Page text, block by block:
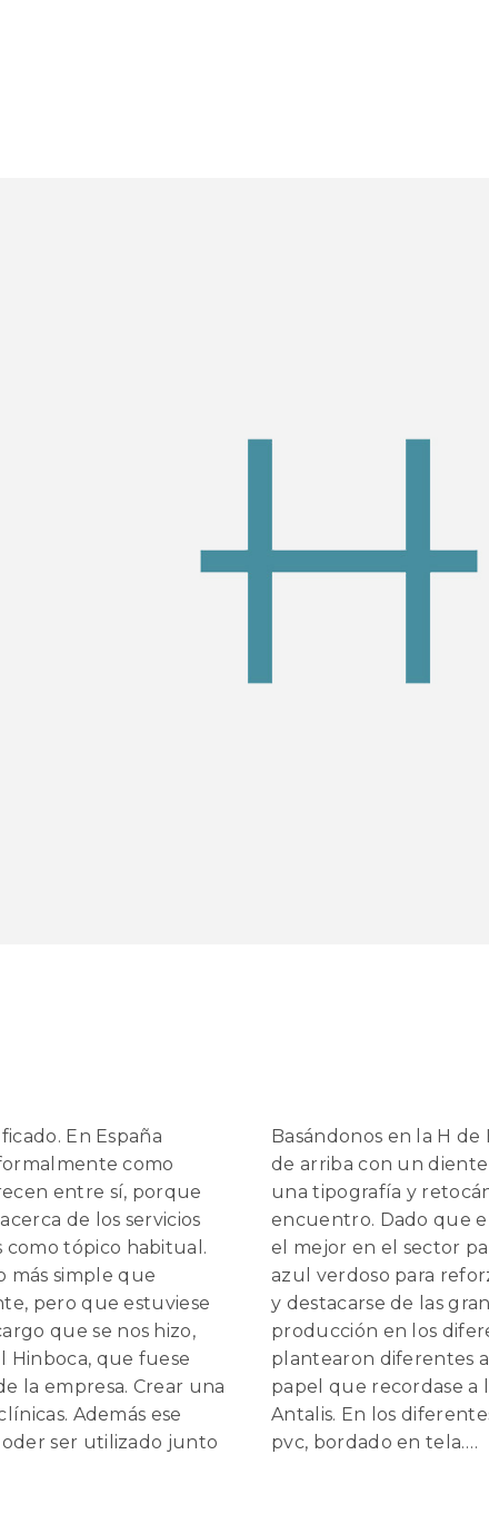
En España
como
entre sí, porque
de los servicios
tópico habitual.
simple que
pero que estuviese
que se nos hizo,
Hinboca, que fuese
la empresa. Crear una
Además ese
ser utilizado junto
Basándonos en la H
de arriba con un
una tipografía y
encuentro. Dado que
el mejor en el sector
azul verdoso para
y destacarse de las
producción en los
plantearon diferentes
papel que recordase a
Antalis. En los
pvc, bordado en tela….